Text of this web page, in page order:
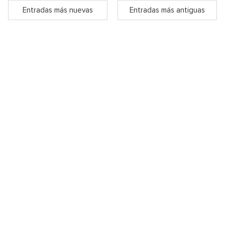
Entradas más nuevas Entradas más antiguas